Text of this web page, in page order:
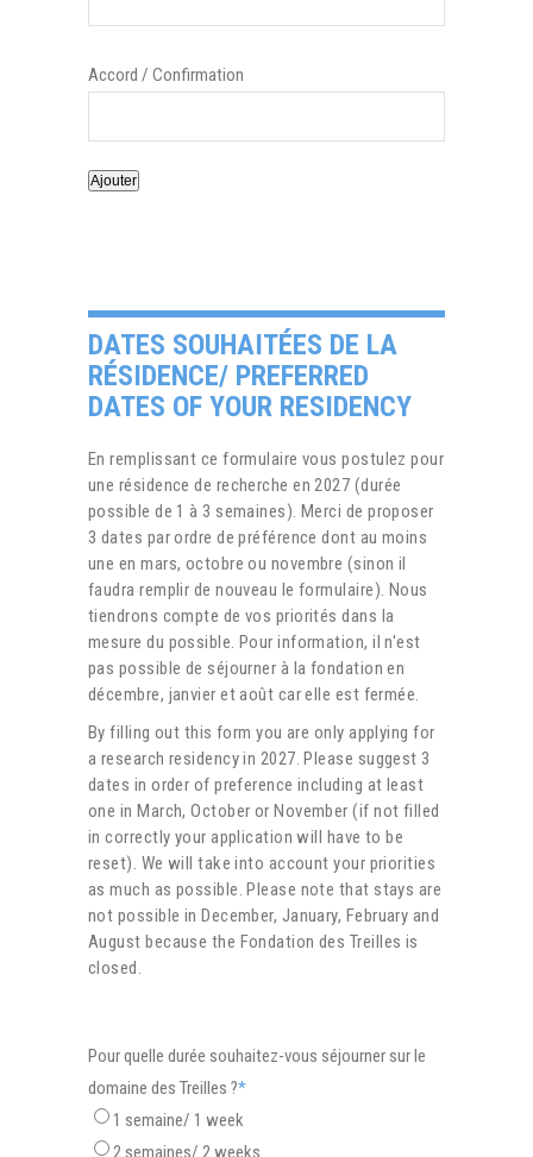
Ajouter
DATES SOUHAITÉES DE LA
RÉSIDENCE/ PREFERRED
DATES OF YOUR RESIDENCY
En remplissant ce formulaire vous postulez pour
une résidence de recherche en 2027 (durée
possible de 1 à 3 semaines). Merci de proposer
3 dates par ordre de préférence dont au moins
une en mars, octobre ou novembre (sinon il
faudra remplir de nouveau le formulaire). Nous
tiendrons compte de vos priorités dans la
mesure du possible. Pour information, il n'est
pas possible de séjourner à la fondation en
décembre, janvier et août car elle est fermée.
By filling out this form you are only applying for
a research residency in 2027. Please suggest 3
dates in order of preference including at least
one in March, October or November (if not filled
in correctly your application will have to be
reset). We will take into account your priorities
as much as possible. Please note that stays are
not possible in December, January, February and
August because the Fondation des Treilles is
closed.
Pour quelle durée souhaitez-vous séjourner sur le
domaine des Treilles ?*
1 semaine/ 1 week
2 semaines/ 2 weeks